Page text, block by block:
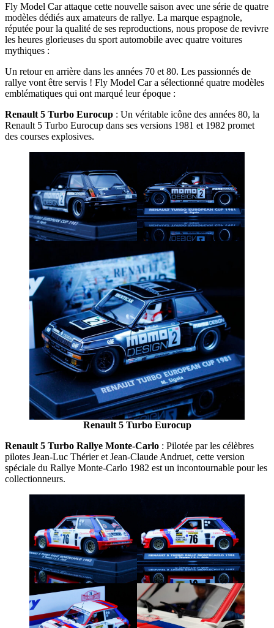
Fly Model Car attaque cette nouvelle saison avec une série de quatre
modèles dédiés aux amateurs de rallye. La marque espagnole,
réputée pour la qualité de ses reproductions, nous propose de revivre
les heures glorieuses du sport automobile avec quatre voitures
mythiques :
Un retour en arrière dans les années 70 et 80. Les passionnés de
rallye vont être servis ! Fly Model Car a sélectionné quatre modèles
emblématiques qui ont marqué leur époque :
Renault 5 Turbo Eurocup : Un véritable icône des années 80, la
Renault 5 Turbo Eurocup dans ses versions 1981 et 1982 promet
des courses explosives.
Renault 5 Turbo Eurocup
Renault 5 Turbo Rallye Monte-Carlo : Pilotée par les célèbres
pilotes Jean-Luc Thérier et Jean-Claude Andruet, cette version
spéciale du Rallye Monte-Carlo 1982 est un incontournable pour les
collectionneurs.